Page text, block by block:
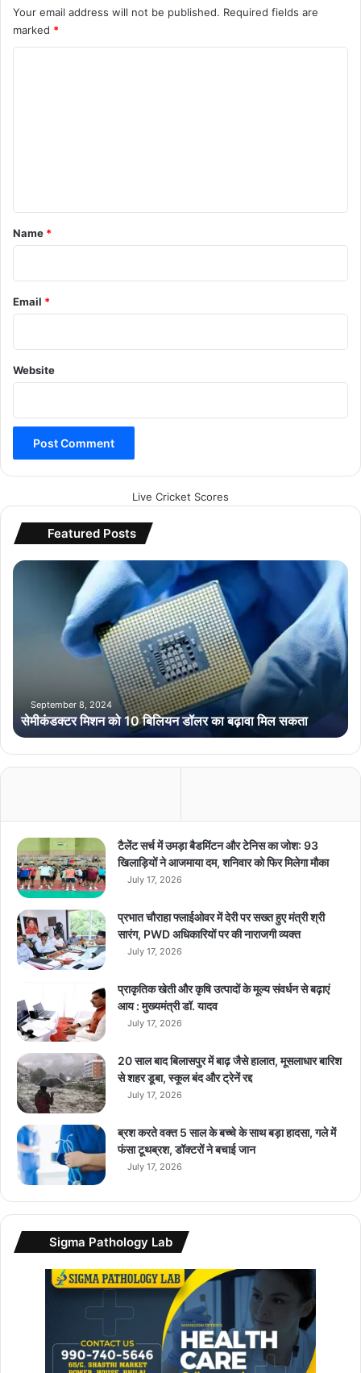
petrol diesel price hike
Share Market News today news
Your email address will not be published. Required fields are
marked *
*
Name *
Email *
Website
Live Cricket Scores
Featured Posts
से
को
1
0
न
डॉ
ल
र
का
ढ़ा
वा
मि
क
ता
September 8, 2024
सेमीकंडक्टर मिशन को 10 बिलियन डॉलर का बढ़ावा मिल सकता
टैलेंट सर्च में उमड़ा बैडमिंटन और टेनिस का जोश: 93
खिलाड़ियों ने आजमाया दम, शनिवार को फिर मिलेगा मौका
July 17, 2026
प्रभात चौराहा फ्लाईओवर में देरी पर सख्त हुए मंत्री श्री
सारंग, PWD अधिकारियों पर की नाराजगी व्यक्त
July 17, 2026
प्राकृतिक खेती और कृषि उत्पादों के मूल्य संवर्धन से बढ़ाएं
आय : मुख्यमंत्री डॉ. यादव
July 17, 2026
20 साल बाद बिलासपुर में बाढ़ जैसे हालात, मूसलाधार बारिश
से शहर डूबा, स्कूल बंद और ट्रेनें रद्द
July 17, 2026
ब्रश करते वक्त 5 साल के बच्चे के साथ बड़ा हादसा, गले में
फंसा टूथब्रश, डॉक्टरों ने बचाई जान
July 17, 2026
Sigma Pathology Lab